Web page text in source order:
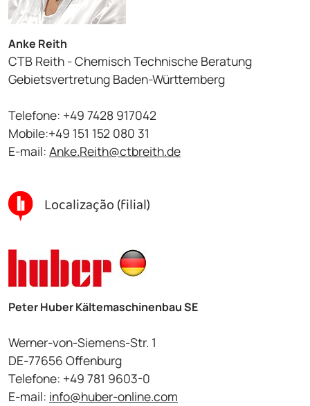
Anke Reith
CTB Reith - Chemisch Technische Beratung
Gebietsvertretung Baden-Württemberg
Telefone: +49 7428 917042
Mobile:+49 151 152 080 31
E-mail: Anke.Reith@ctbreith.de
Localização (filial)
Peter Huber Kältemaschinenbau SE
Werner-von-Siemens-Str. 1
DE-77656 Offenburg
Telefone: +49 781 9603-0
E-mail: info@huber-online.com